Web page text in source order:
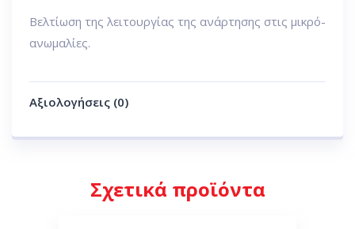
Bελτίωση της λειτουργίας της ανάρτησης στις μικρό-
ανωμαλίες.
Αξιολογήσεις (0)
Σχετικά προϊόντα